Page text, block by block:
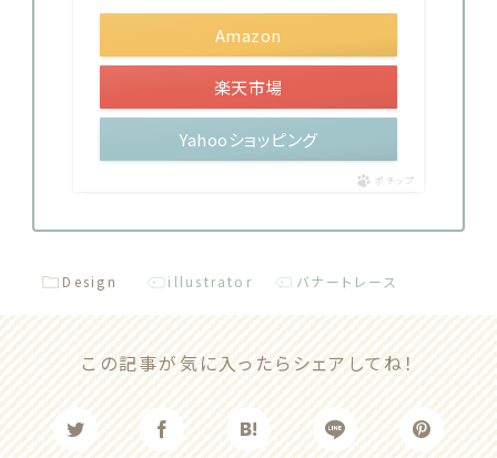
Amazon
楽天市場
Yahooショッピング
ポチップ
Design illustrator バナートレース
この記事が気に入ったらシェアしてね！